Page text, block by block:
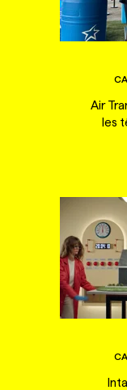
Air
les